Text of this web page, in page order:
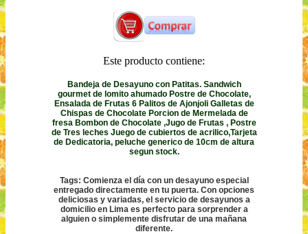
Este producto contiene:
Bandeja de Desayuno con Patitas. Sandwich
gourmet de lomito ahumado Postre de Chocolate,
Ensalada de Frutas 6 Palitos de Ajonjoli Galletas de
Chispas de Chocolate Porcion de Mermelada de
fresa Bombon de Chocolate ,Jugo de Frutas , Postre
de Tres leches Juego de cubiertos de acrilico,Tarjeta
de Dedicatoria, peluche generico de 10cm de altura
segun stock.
Tags: Comienza el día con un desayuno especial
entregado directamente en tu puerta. Con opciones
deliciosas y variadas, el servicio de desayunos a
domicilio en Lima es perfecto para sorprender a
alguien o simplemente disfrutar de una mañana
diferente.